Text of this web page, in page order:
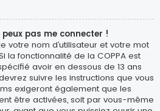
pas me connecter !
votre nom d’utilisateur et votre mot
la fonctionnalité de la COPPA est
avoir en dessous de 13 ans
suivre les instructions que vous
exigeront également que les
être activées, soit par vous-même